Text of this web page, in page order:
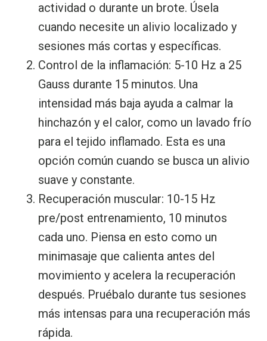
actividad o durante un brote. Úsela
cuando necesite un alivio localizado y
sesiones más cortas y específicas.
Control de la inflamación: 5-10 Hz a 25
Gauss durante 15 minutos. Una
intensidad más baja ayuda a calmar la
hinchazón y el calor, como un lavado frío
para el tejido inflamado. Esta es una
opción común cuando se busca un alivio
suave y constante.
Recuperación muscular: 10-15 Hz
pre/post entrenamiento, 10 minutos
cada uno. Piensa en esto como un
minimasaje que calienta antes del
movimiento y acelera la recuperación
después. Pruébalo durante tus sesiones
más intensas para una recuperación más
rápida.